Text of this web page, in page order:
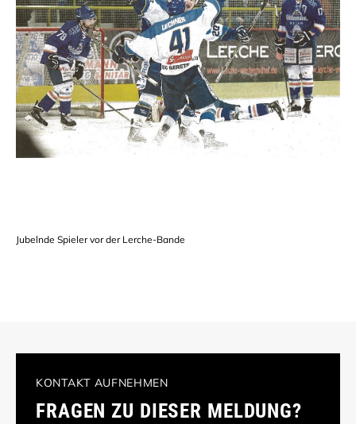
Jubelnde Spieler vor der Lerche-Bande
KONTAKT AUFNEHMEN
FRAGEN ZU DIESER MELDUNG?